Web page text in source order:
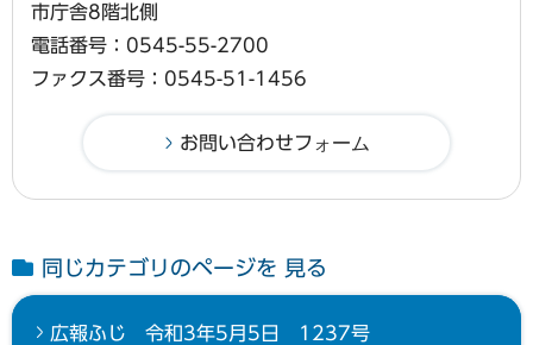
市庁舎8階北側
電話番号：0545-55-2700
ファクス番号：0545-51-1456
同じカテゴリのページを 見る
広報ふじ 令和3年5月5日 1237号